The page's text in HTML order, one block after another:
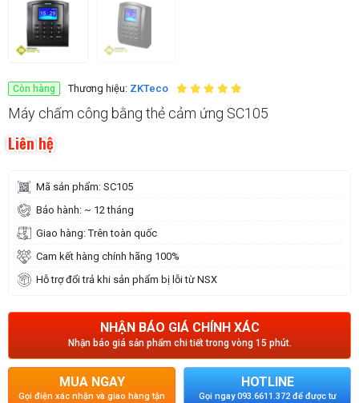
Còn hàng Thương hiệu: ZKTeco
Máy chấm công bằng thẻ cảm ứng SC105
Liên hệ
Mã sản phẩm: SC105
Bảo hành: ~ 12 tháng
Giao hàng: Trên toàn quốc
Cam kết hàng chính hãng 100%
Hỗ trợ đổi trả khi sản phẩm bị lỗi từ NSX
NHẬN BÁO GIÁ CHÍNH XÁC
Nhận báo giá sản phẩm chi tiết trong vòng 15 phút.
MUA NGAY
Gọi điện xác nhận và giao hàng tận
HOTLINE
Gọi ngay 093.6611.372 để được tư